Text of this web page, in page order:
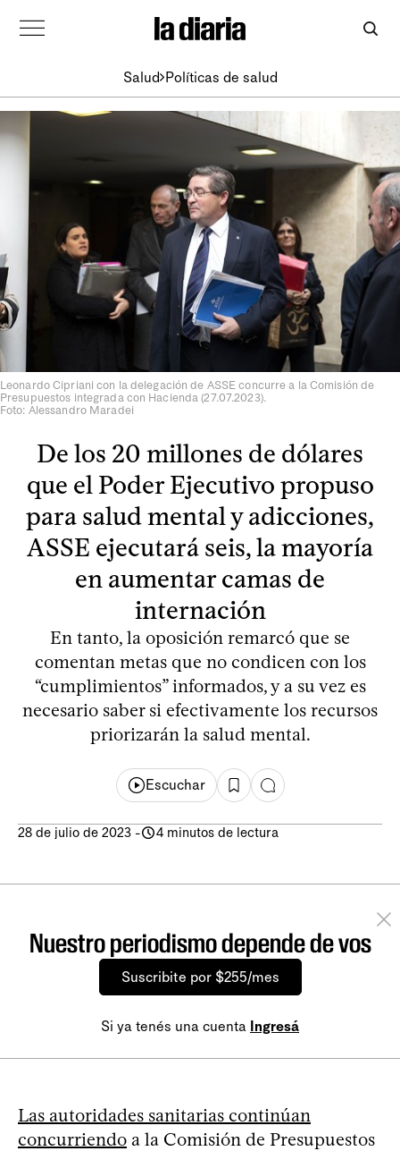
Salud Políticas de salud
Leonardo Cipriani con la delegación de ASSE concurre a la Comisión de
Presupuestos integrada con Hacienda (27.07.2023).
Foto: Alessandro Maradei
De los 20 millones de dólares
que el Poder Ejecutivo propuso
para salud mental y adicciones,
ASSE ejecutará seis, la mayoría
en aumentar camas de
internación
En tanto, la oposición remarcó que se
comentan metas que no condicen con los
“cumplimientos” informados, y a su vez es
necesario saber si efectivamente los recursos
priorizarán la salud mental.
Escuchar
28 de julio de 2023 - 4 minutos de lectura
Nuestro periodismo depende de vos
Suscribite por $255/mes
Si ya tenés una cuenta Ingresá
Las autoridades sanitarias continúan
concurriendo a la Comisión de Presupuestos